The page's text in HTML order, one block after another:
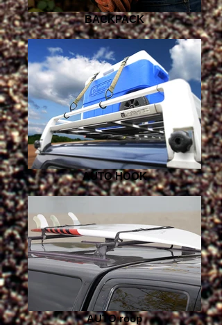
BACKPACK
AUTO HOOK
AUTO roop